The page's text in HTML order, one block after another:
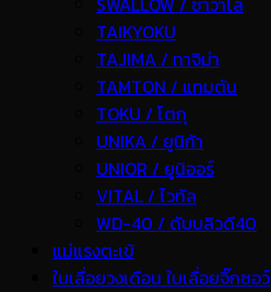
TAIKYOKU
TAJIMA / ทาจิม่า
TAMTON / แทมตัน
TOKU / โตกุ
UNIKA / ยูนิก้า
UNIOR / ยูนิออร์
VITAL / ไวทัล
WD-40 / ดับบลิวดี40
แม่แรงตะเข้
ใบเลื่อยวงเดือน ใบเลื่อยจิ๊กซอว์